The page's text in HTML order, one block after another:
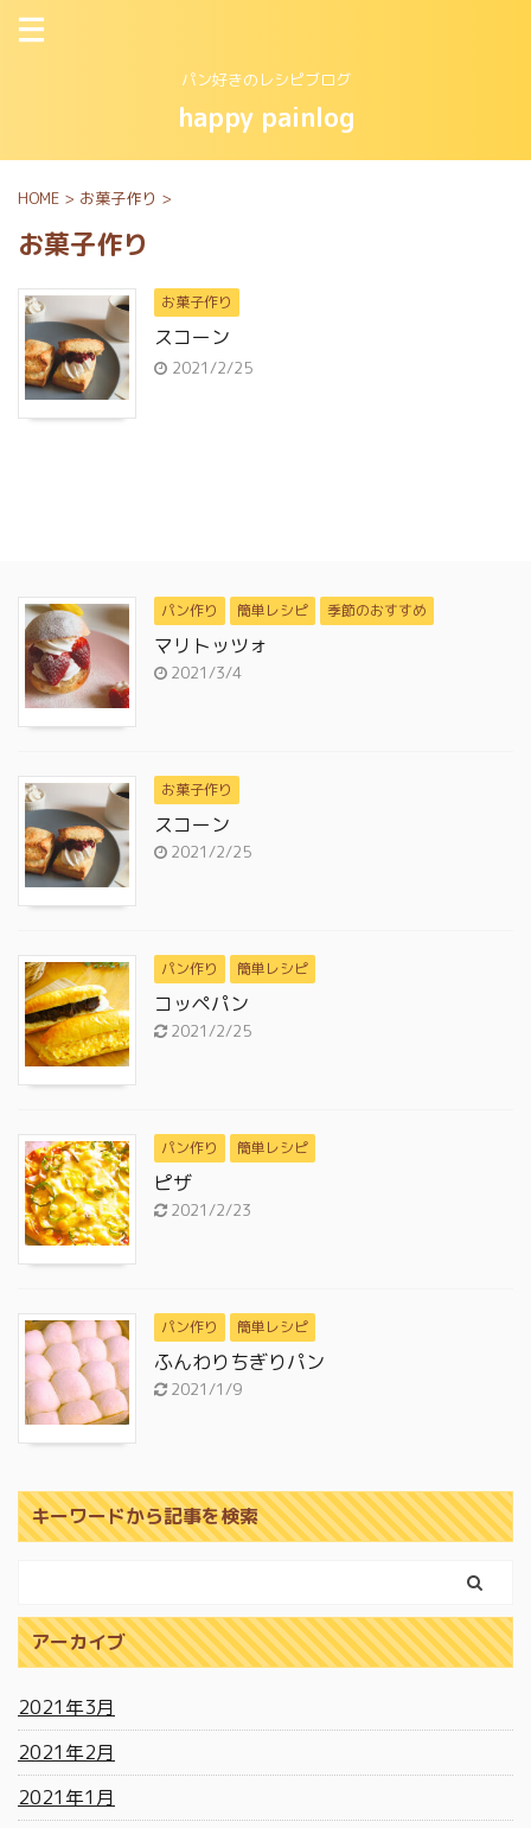
パン好きのレシピブログ
happy painlog
HOME > お菓子作り >
お菓子作り
お菓子作り
スコーン
2021/2/25
パン作り 簡単レシピ 季節のおすすめ
マリトッツォ
2021/3/4
お菓子作り
スコーン
2021/2/25
パン作り 簡単レシピ
コッペパン
2021/2/25
パン作り 簡単レシピ
ピザ
2021/2/23
パン作り 簡単レシピ
ふんわりちぎりパン
2021/1/9
キーワードから記事を検索
アーカイブ
2021年3月
2021年2月
2021年1月